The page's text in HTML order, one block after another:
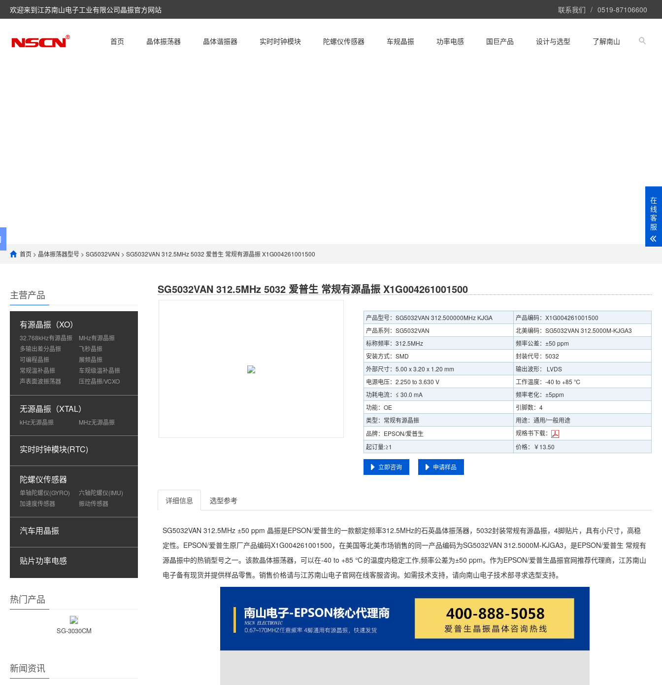
欢迎来到江苏南山电子工业有限公司晶振官方网站 联系我们 / 0519-87106600
首页 晶体振荡器 晶体谐振器 实时时钟模块 陀螺仪传感器 车规晶振 功率电感 国巨产品 设计与选型 了解南山
首页 > 晶体振荡器型号 >SG5032VAN > SG5032VAN 312.5MHz 5032 爱普生 常规有源晶振 X1G004261001500
主营产品
有源晶振（XO）
32.768kHz有源晶振
MHz有源晶振
多输出差分晶振
飞秒晶振
可编程晶振
展频晶振
常规温补晶振
车规级温补晶振
声表面波振荡器
压控晶振/VCXO
无源晶振（XTAL）
kHz无源晶振 MHz无源晶振
实时时钟模块(RTC)
陀螺仪传感器
单轴陀螺仪(GYRO)
六轴陀螺仪(IMU)
加速度传感器
振动传感器
汽车用晶振
贴片功率电感
热门产品
SG-3030CM
新闻资讯
SG5032VAN 312.5MHz 5032 爱普生 常规有源晶振 X1G004261001500
产品型号：SG5032VAN 312.500000MHz KJGA
产品编码：X1G004261001500
产品系列：SG5032VAN
北美编码：SG5032VAN 312.5000M-KJGA3
标称频率：312.5MHz
频率公差：±50 ppm
安装方式：SMD
封装代号：5032
外部尺寸：5.00 x 3.20 x 1.20 mm
输出波形： LVDS
电源电压：2.250 to 3.630 V
工作温度：-40 to +85 ℃
功耗电流：≤ 30.0 mA
频率老化：±5ppm
功能：OE
引脚数：4
类型：常规有源晶振
用途：通用/一般用途
品牌：EPSON/爱普生
规格书下载：
起订量:≥1
价格：￥13.50
立即咨询 申请样品
详细信息 选型参考
SG5032VAN 312.5MHz ±50 ppm 晶振是EPSON/爱普生的一款额定频率312.5MHz的石英晶体振荡器，5032封装常规有源晶振，4脚贴片，具有小尺寸，高稳
定性。EPSON/爱普生原厂产品编码X1G004261001500，在美国等北美市场销售的同一产品编码为SG5032VAN 312.5000M-KJGA3，是EPSON/爱普生 常规有
源晶振中的热销型号之一。该款晶体振荡器，可以在-40 to +85 ℃的温度内稳定工作,频率公差为±50 ppm。作为EPSON/爱普生晶振官网推荐代理商，江苏南山
电子备有现货并提供样品零售。销售价格请与江苏南山电子官网在线客服咨询。如需技术支持，请向南山电子技术部寻求选型支持。
在
线
客
服